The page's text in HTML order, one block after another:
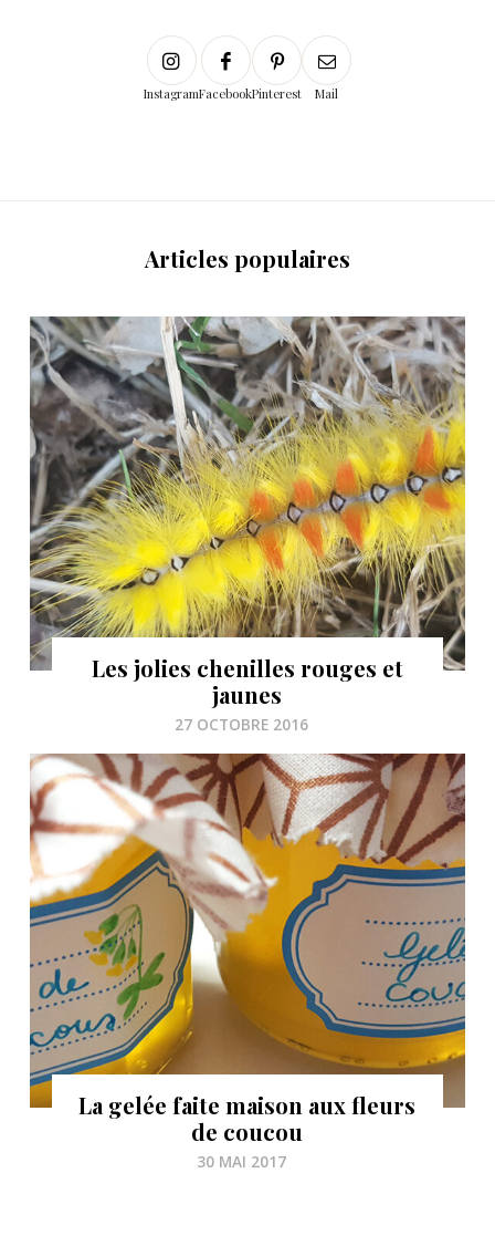
InstagramFacebookPinterest Mail
Articles populaires
Les jolies chenilles rouges et
jaunes
27 OCTOBRE 2016
La gelée faite maison aux fleurs
de coucou
30 MAI 2017